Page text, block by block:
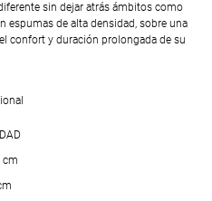
sin dejar atrás ámbitos como
espumas de alta densidad, sobre una
confort y duración prolongada de su
cm